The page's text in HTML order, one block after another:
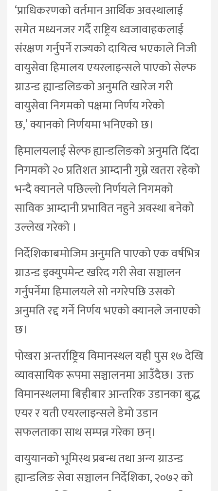
‘प्राधिकरणको वर्तमान आर्थिक अवस्थालाई
समेत मध्यनजर गर्दै राष्ट्रिय ध्वजावाहकलाई
संरक्षण गर्नुपर्ने राज्यको दायित्व भएकाले निजी
वायुसेवा हिमालय एयरलाइन्सले पाएको सेल्फ
ग्राउन्ड ह्यान्डलिङको अनुमति खारेज गरी
वायुसेवा निगमको पक्षमा निर्णय गरेको
छ,’ क्यानको निर्णयमा भनिएको छ।
हिमालयलाई सेल्फ ह्यान्डलिङको अनुमति दिँदा
निगमको २० प्रतिशत आम्दानी गुम्ने खतरा रहेको
भन्दै क्यानले पछिल्लो निर्णयले निगमको
साविक आम्दानी प्रभावित नहुने अवस्था बनेको
उल्लेख गरेको ।
निर्देशिकाबमोजिम अनुमति पाएको एक वर्षभित्र
ग्राउन्ड इक्युपमेन्ट खरिद गरी सेवा सञ्चालन
गर्नुपर्नेमा हिमालयले सो नगरेपछि उसको
अनुमति रद्द गर्ने निर्णय भएको क्यानले जनाएको
छ।
पोखरा अन्तर्राष्ट्रिय विमानस्थल यही पुस १७ देखि
व्यावसायिक रूपमा सञ्चालनमा आउँदैछ। उक्त
विमानस्थलमा बिहीबार आन्तरिक उडानका बुद्ध
एयर र यती एयरलाइन्सले डेमो उडान
सफलताका साथ सम्पन्न गरेका छन्।
वायुयानको भूमिस्थ प्रबन्ध तथा अन्य ग्राउन्ड
ह्यान्डलिङ सेवा सञ्चालन निर्देशिका, २०७२ को